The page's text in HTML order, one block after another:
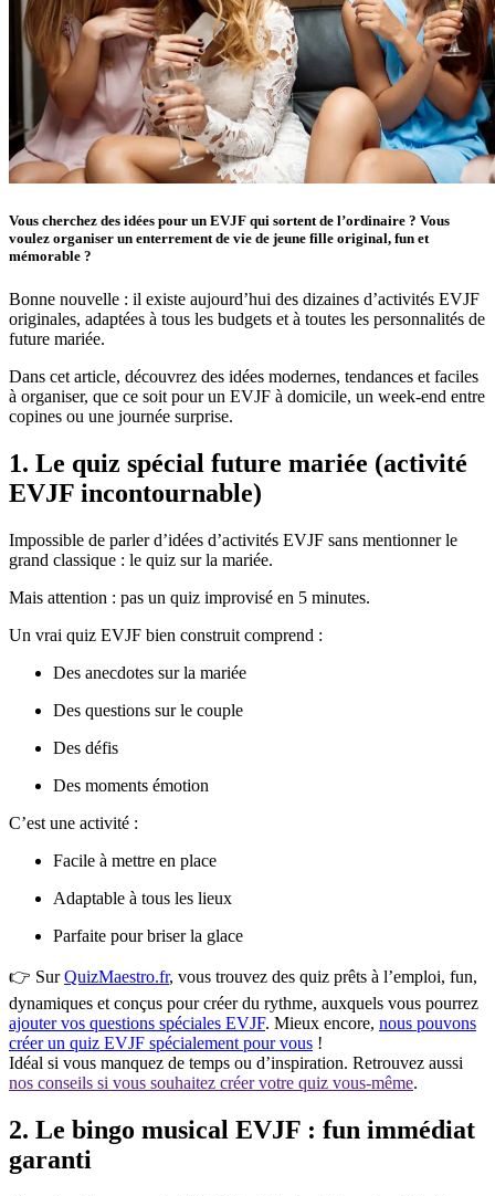
Vous cherchez des idées pour un EVJF qui sortent de l’ordinaire ? Vous
voulez organiser un enterrement de vie de jeune fille original, fun et
mémorable ?
Bonne nouvelle : il existe aujourd’hui des dizaines d’activités EVJF
originales, adaptées à tous les budgets et à toutes les personnalités de
future mariée.
Dans cet article, découvrez des idées modernes, tendances et faciles
à organiser, que ce soit pour un EVJF à domicile, un week-end entre
copines ou une journée surprise.
1. Le quiz spécial future mariée (activité
EVJF incontournable)
Impossible de parler d’idées d’activités EVJF sans mentionner le
grand classique : le quiz sur la mariée.
Mais attention : pas un quiz improvisé en 5 minutes.
Un vrai quiz EVJF bien construit comprend :
Des anecdotes sur la mariée
Des questions sur le couple
Des défis
Des moments émotion
C’est une activité :
Facile à mettre en place
Adaptable à tous les lieux
Parfaite pour briser la glace
👉 SurQuizMaestro.fr, vous trouvez des quiz prêts à l’emploi, fun,
dynamiques et conçus pour créer du rythme, auxquels vous pourrez
ajouter vos questions spéciales EVJF. Mieux encore, nous pouvons
créer un quiz EVJF spécialement pour vous !
Idéal si vous manquez de temps ou d’inspiration. Retrouvez aussi
nos conseils si vous souhaitez créer votre quiz vous-même.
2. Le bingo musical EVJF : fun immédiat
garanti